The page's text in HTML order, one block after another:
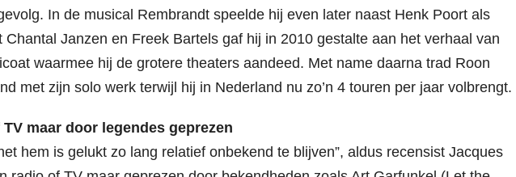
In de musical Rembrandt speelde hij even later naast Henk Poort als
Chantal Janzen en Freek Bartels gaf hij in 2010 gestalte aan het verhaal van
waarmee hij de grotere theaters aandeed. Met name daarna trad Roon
met zijn solo werk terwijl hij in Nederland nu zo’n 4 touren per jaar volbrengt.
maar door legendes geprezen
hem is gelukt zo lang relatief onbekend te blijven”, aldus recensist Jacques